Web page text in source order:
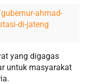
ahmad-
di-jateng
yang digagas
untuk masyarakat